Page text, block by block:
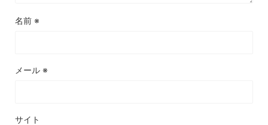
名前 ※
メール ※
サイト